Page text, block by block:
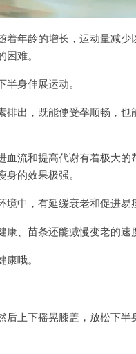
着年龄的增长，运动量减少
难。
身伸展运动。
出，既能使受孕顺畅，也
血流和提高代谢有着极大的
的效果极强。
中，有延缓衰老和促进易
、苗条还能减慢变老的速
哦。
上下摇晃膝盖，放松下半